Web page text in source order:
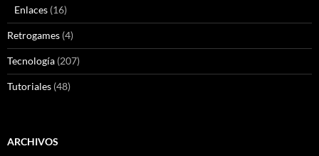
Enlaces (16)
Retrogames (4)
Tecnología (207)
Tutoriales (48)
ARCHIVOS